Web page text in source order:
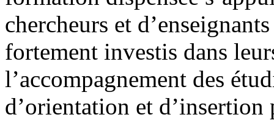
chercheurs et
fortement investis dans
l’accompagnement des
d’orientation et